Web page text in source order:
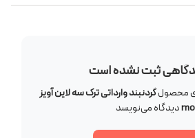
ثبت نشده است
محصولگردنبند وارداتی ترک سه لاین آویز
دیدگاه می‌نویسد